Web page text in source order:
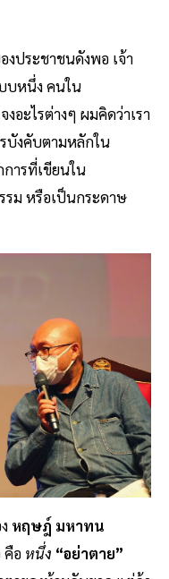
งประชาชนดังพอ เจ้า
บหนึ่ง คนใน
อะไรต่างๆ ผมคิดว่าเรา
บังคับตามหลักใน
การที่เขียนใน
ม หรือเป็นกระดาษ
หฤษฎ์ มหาทน
คือ หนึ่ง “อย่าตาย”